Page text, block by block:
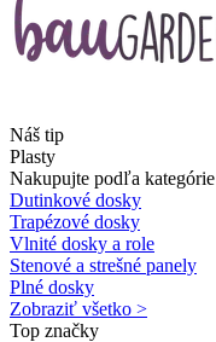
Náš tip
Plasty
Nakupujte podľa kategórie
Dutinkové dosky
Trapézové dosky
Vlnité dosky a role
Stenové a strešné panely
Plné dosky
Zobraziť všetko >
Top značky